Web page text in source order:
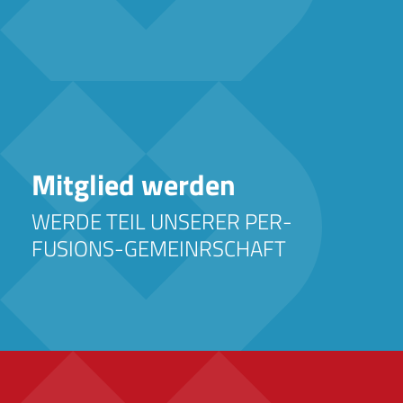
Offizielle Stipendien der DGPTM zu Förderung
deiner Karriere
mehr …
Mitglied werden
WERDE TEIL UNSERER PER­
FUSIONS-GE­MEINR­SCHAFT